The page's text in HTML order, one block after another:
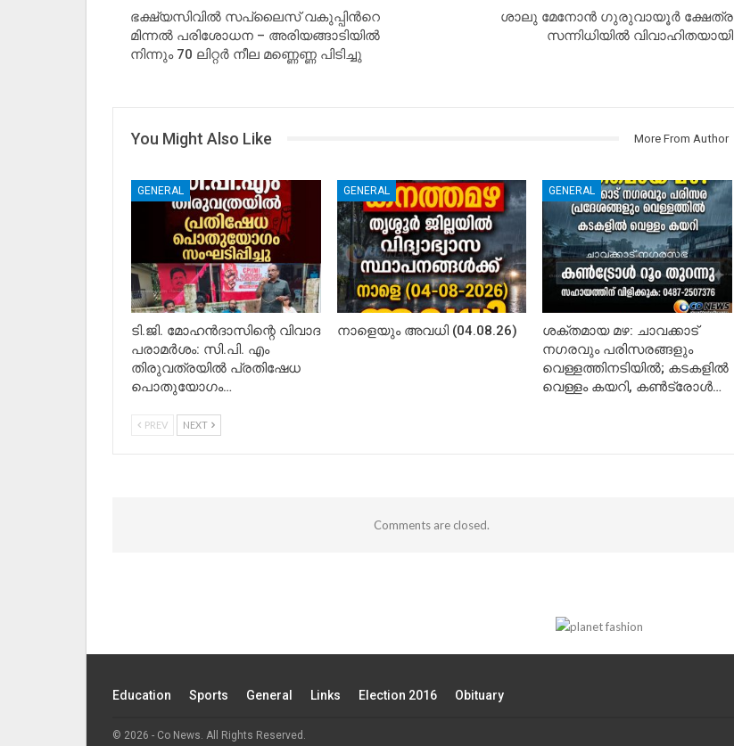
ഭക്ഷ്യസിവില്‍ സപ്ലൈസ് വകുപ്പിന്‍റെ
മിന്നല്‍ പരിശോധന – അരിയങ്ങാടിയില്‍
നിന്നും 70 ലിറ്റര്‍ നീല മണ്ണെണ്ണ പിടിച്ചു
ശാലു മേനോന്‍ ഗുരുവായൂര്‍ ക്ഷേത്ര
സന്നിധിയില്‍ വിവാഹിതയായി
You Might Also Like More From Author
GENERAL
ടി.ജി. മോഹൻദാസിന്റെ വിവാദ
പരാമർശം: സി.പി. എം
തിരുവത്രയിൽ പ്രതിഷേധ
പൊതുയോഗം…
GENERAL
നാളെയും അവധി (04.08.26)
GENERAL
ശക്തമായ മഴ: ചാവക്കാട്
നഗരവും പരിസരങ്ങളും
വെള്ളത്തിനടിയിൽ; കടകളിൽ
വെള്ളം കയറി, കൺട്രോൾ…
PREV NEXT
Comments are closed.
Education Sports General Links Election 2016 Obituary
© 2026 - Co News. All Rights Reserved.